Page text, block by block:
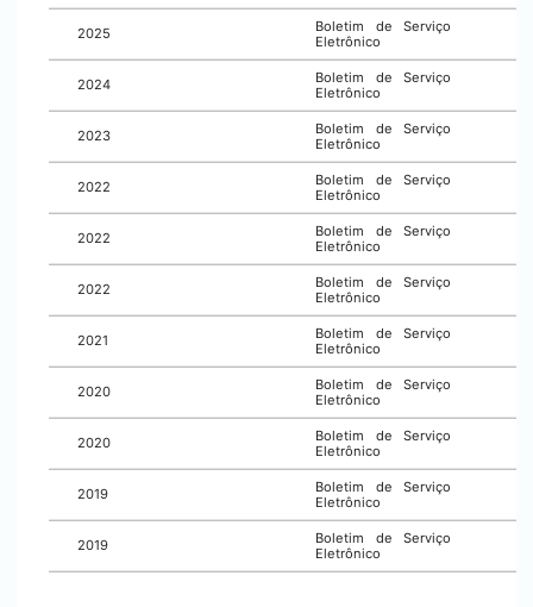
2025
Boletim de Serviço
Eletrônico
2024
Boletim de Serviço
Eletrônico
2023
Boletim de Serviço
Eletrônico
2022
Boletim de Serviço
Eletrônico
2022
Boletim de Serviço
Eletrônico
2022
Boletim de Serviço
Eletrônico
2021
Boletim de Serviço
Eletrônico
2020
Boletim de Serviço
Eletrônico
2020
Boletim de Serviço
Eletrônico
2019
Boletim de Serviço
Eletrônico
2019
Boletim de Serviço
Eletrônico